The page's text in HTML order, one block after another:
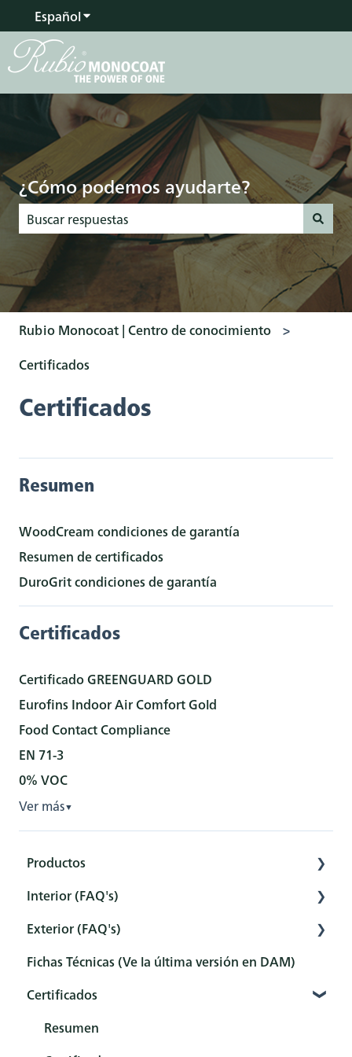
EspañolTraducciones de Mostrar submenú de
¿Cómo podemos ayudarte?
No hay sugerencias porque el campo de búsqueda está
Rubio Monocoat | Centro de conocimiento
Certificados
Certificados
Resumen
WoodCream condiciones de garantía
Resumen de certificados
DuroGrit condiciones de garantía
Certificados
Certificado GREENGUARD GOLD
Eurofins Indoor Air Comfort Gold
Food Contact Compliance
EN 71-3
0% VOC
Ver más▼
Productos
Interior
Exterior
Herramientas
Sets
Interior (FAQ's)
Preparación
Pretratamiento
Protección
Mantenimiento y limpieza
Exterior (FAQ's)
Pretratamiento
Protección
Mantenimiento y limpieza
Fichas Técnicas (Ve la última versión en DAM)
Certificados
Resumen